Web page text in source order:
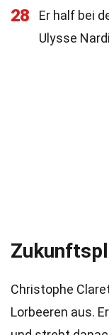
28
Er half bei
Ulysse
Christophe
Lorbeeren aus.